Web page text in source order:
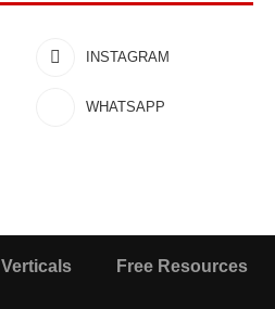
INSTAGRAM
WHATSAPP
Verticals Free Resources